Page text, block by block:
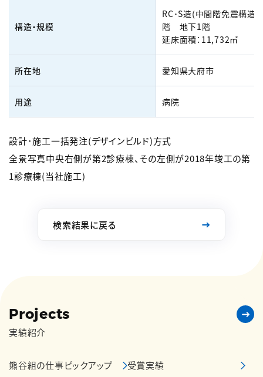
構造・規模
RC･S造(中間階免震構
階 地下1階
延床面積：11,732㎡
所在地 愛知県大府市
用途 病院
設計･施工一括発注(デザインビルド)方式
全景写真中央右側が第2診療棟、その左側が2018年竣工の第
1診療棟(当社施工)
検索結果に戻る
Projects
実績紹介
熊谷組の仕事ピックアップ 受賞実績